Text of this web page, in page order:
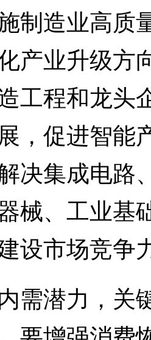
制造业高质
产业升级方
工程和龙头
，促进智能
决集成电路
械、工业基
设市场竞争
潜力，关